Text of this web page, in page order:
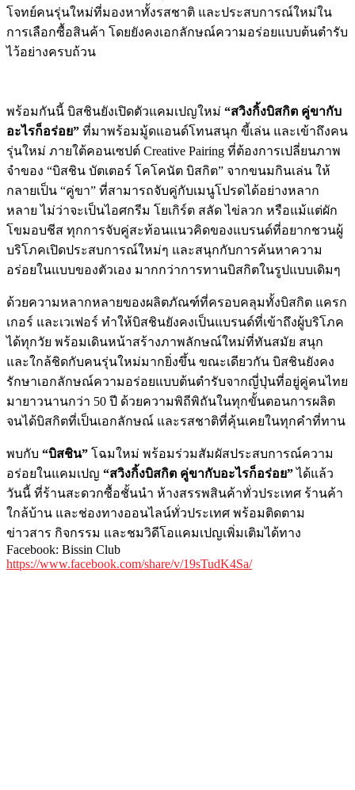
โจทย์คนรุ่นใหม่ที่มองหาทั้งรสชาติ และประสบการณ์ใหม่ใน
การเลือกซื้อสินค้า โดยยังคงเอกลักษณ์ความอร่อยแบบต้นตำรับ
ไว้อย่างครบถ้วน
พร้อมกันนี้ บิสชินยังเปิดตัวแคมเปญใหม่ “สวิงกิ้งบิสกิต คู่ขากับ
อะไรก็อร่อย” ที่มาพร้อมมู้ดแอนด์โทนสนุก ขี้เล่น และเข้าถึงคน
รุ่นใหม่ ภายใต้คอนเซปต์ Creative Pairing ที่ต้องการเปลี่ยนภาพ
จำของ “บิสชิน บัตเตอร์ โคโคนัต บิสกิต” จากขนมกินเล่น ให้
กลายเป็น “คู่ขา” ที่สามารถจับคู่กับเมนูโปรดได้อย่างหลาก
หลาย ไม่ว่าจะเป็นไอศกรีม โยเกิร์ต สลัด ไข่ลวก หรือแม้แต่ผัก
โขมอบชีส ทุกการจับคู่สะท้อนแนวคิดของแบรนด์ที่อยากชวนผู้
บริโภคเปิดประสบการณ์ใหม่ๆ และสนุกกับการค้นหาความ
อร่อยในแบบของตัวเอง มากกว่าการทานบิสกิตในรูปแบบเดิมๆ
ด้วยความหลากหลายของผลิตภัณฑ์ที่ครอบคลุมทั้งบิสกิต แครก
เกอร์ และเวเฟอร์ ทำให้บิสชินยังคงเป็นแบรนด์ที่เข้าถึงผู้บริโภค
ได้ทุกวัย พร้อมเดินหน้าสร้างภาพลักษณ์ใหม่ที่ทันสมัย สนุก
และใกล้ชิดกับคนรุ่นใหม่มากยิ่งขึ้น ขณะเดียวกัน บิสชินยังคง
รักษาเอกลักษณ์ความอร่อยแบบต้นตำรับจากญี่ปุ่นที่อยู่คู่คนไทย
มายาวนานกว่า 50 ปี ด้วยความพิถีพิถันในทุกขั้นตอนการผลิต
จนได้บิสกิตที่เป็นเอกลักษณ์ และรสชาติที่คุ้นเคยในทุกคำที่ทาน
พบกับ “บิสชิน” โฉมใหม่ พร้อมร่วมสัมผัสประสบการณ์ความ
อร่อยในแคมเปญ “สวิงกิ้งบิสกิต คู่ขากับอะไรก็อร่อย”ได้แล้ว
วันนี้ ที่ร้านสะดวกซื้อชั้นนำ ห้างสรรพสินค้าทั่วประเทศ ร้านค้า
ใกล้บ้าน และช่องทางออนไลน์ทั่วประเทศ พร้อมติดตาม
ข่าวสาร กิจกรรม และชมวิดีโอแคมเปญเพิ่มเติมได้ทาง
Facebook: Bissin Club
https://www.facebook.com/share/v/19sTudK4Sa/